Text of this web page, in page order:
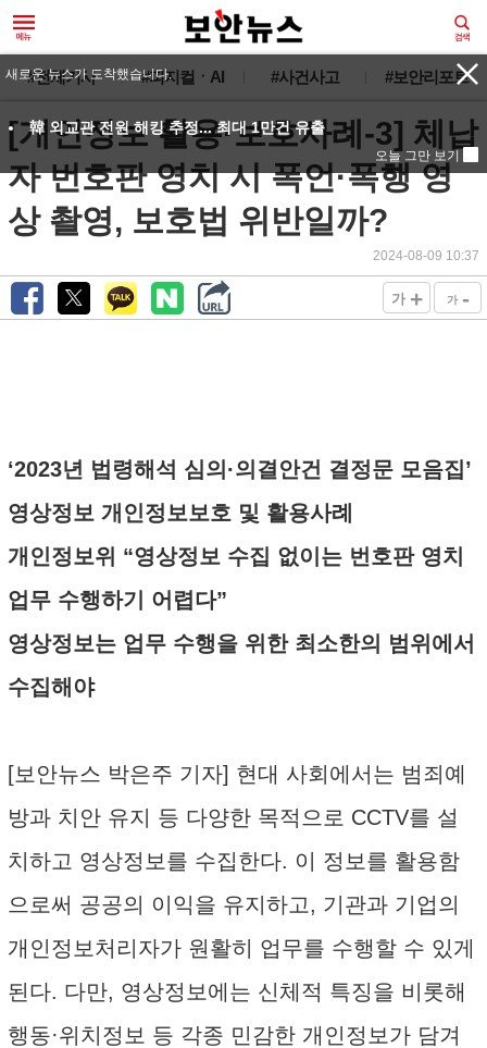
#전체기사 #피지컬ㆍAI #사건사고 #보안리포트
[개인정보 활용·보호사례-3] 체납
자 번호판 영치 시 폭언·폭행 영
상 촬영, 보호법 위반일까?
2024-08-09 10:37
가 + 가 -
‘2023년 법령해석 심의·의결안건 결정문 모음집’
영상정보 개인정보보호 및 활용사례
개인정보위 “영상정보 수집 없이는 번호판 영치
업무 수행하기 어렵다”
영상정보는 업무 수행을 위한 최소한의 범위에서
수집해야
[보안뉴스 박은주 기자] 현대 사회에서는 범죄예
방과 치안 유지 등 다양한 목적으로 CCTV를 설
치하고 영상정보를 수집한다. 이 정보를 활용함
으로써 공공의 이익을 유지하고, 기관과 기업의
개인정보처리자가 원활히 업무를 수행할 수 있게
된다. 다만, 영상정보에는 신체적 특징을 비롯해
행동·위치정보 등 각종 민감한 개인정보가 담겨
새로운 뉴스가 도착했습니다.
韓 외교관 전원 해킹 추정... 최대 1만건 유출
오늘 그만 보기